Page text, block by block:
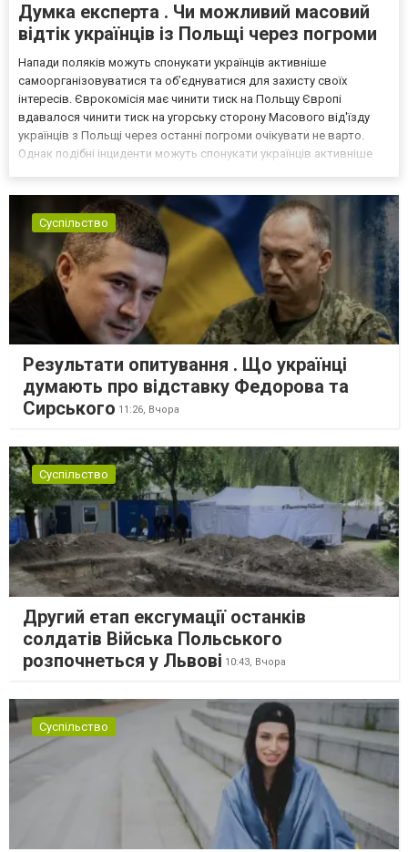
Думка експерта . Чи можливий масовий
відтік українців із Польщі через погроми
Напади поляків можуть спонукати українців активніше
самоорганізовуватися та об’єднуватися для захисту своїх
інтересів. Єврокомісія має чинити тиск на Польщу Європі
вдавалося чинити тиск на угорську сторону Масового від'їзду
українців з Польщі через останні погроми очікувати не варто.
Однак подібні інциденти можуть спонукати українців активніше
Суспільство
Результати опитування . Що українці
думають про відставку Федорова та
Сирського 11:26, Вчора
Суспільство
Другий етап ексгумації останків
солдатів Війська Польського
розпочнеться у Львові 10:43, Вчора
Суспільство